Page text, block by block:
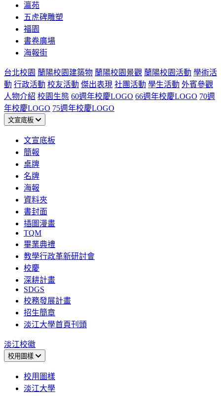
瀛苑
五虎碑雕塑
福園
書卷廣場
海報街
台北校園 蘭陽校園建築物 蘭陽校園景觀 蘭陽校園活動 學術活
動 行政活動 校友活動 傑出表現 社團活動 學生活動 外賓參觀
人物介紹 校園生態 60週年校慶LOGO 66週年校慶LOGO 70週
年校慶LOGO 75週年校慶LOGO
文宣底板
文宣底板
簡報
桌牌
名牌
海報
資料夾
書封面
插圖漫畫
TQM
畢業典禮
教學行政革新研討會
校慶
深耕計畫
SDGS
校務發展計畫
招生簡章
淡江大學首頁刊頭
淡江校徽
校用圖樣
校用圖樣
淡江大學